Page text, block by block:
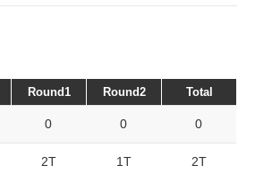
Round1 Round2 Total
0 0 0
2T 1T 2T